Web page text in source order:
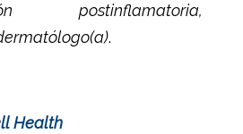
postinflamatoria,
.
Health